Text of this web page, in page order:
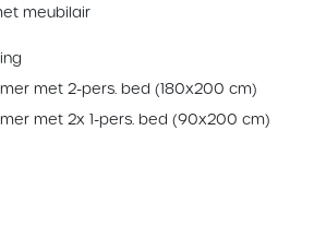
meubilair
met 2-pers. bed (180x200 cm)
met 2x 1-pers. bed (90x200 cm)